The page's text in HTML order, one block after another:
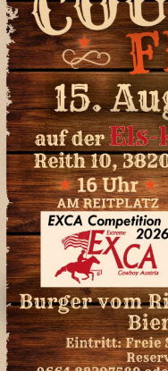
Trotz ihrer sehr
extrem schnell
an den
werden. Sie ist ein
und ein klassischer
Charakterlich ein
sich bereits jetzt
unserer Herde